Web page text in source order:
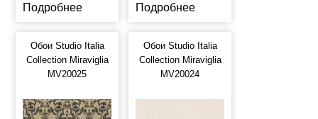
Подробнее
Подробнее
Обои Studio Italia
Collection Miraviglia
MV20025
Обои Studio Italia
Collection Miraviglia
MV20024